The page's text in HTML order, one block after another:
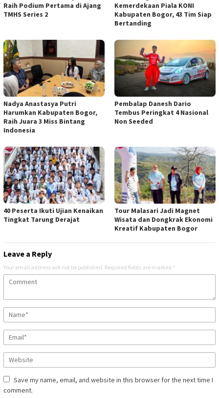
Raih Podium Pertama di Ajang
TMHS Series 2
Kemerdekaan Piala KONI
Kabupaten Bogor, 43 Tim Siap
Bertanding
Nadya Anastasya Putri
Harumkan Kabupaten Bogor,
Raih Juara 3 Miss Bintang
Indonesia
Pembalap Danesh Dario
Tembus Peringkat 4 Nasional
Non Seeded
40 Peserta Ikuti Ujian Kenaikan
Tingkat Tarung Derajat
Tour Malasari Jadi Magnet
Wisata dan Dongkrak Ekonomi
Kreatif Kabupaten Bogor
Leave a Reply
Your email address will not be published. Required fields are marked *
Save my name, email, and website in this browser for the next time I
comment.